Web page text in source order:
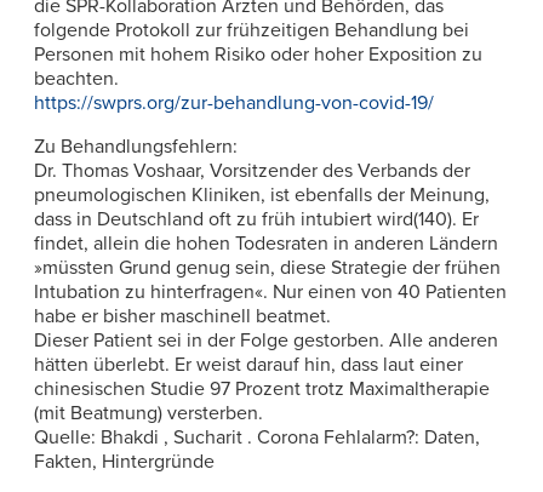
die SPR-Kollaboration Ärzten und Behörden, das
folgende Protokoll zur frühzeitigen Behandlung bei
Personen mit hohem Risiko oder hoher Exposition zu
beachten.
https://swprs.org/zur-behandlung-von-covid-19/
Zu Behandlungsfehlern:
Dr. Thomas Voshaar, Vorsitzender des Verbands der
pneumologischen Kliniken, ist ebenfalls der Meinung,
dass in Deutschland oft zu früh intubiert wird(140). Er
findet, allein die hohen Todesraten in anderen Ländern
»müssten Grund genug sein, diese Strategie der frühen
Intubation zu hinterfragen«. Nur einen von 40 Patienten
habe er bisher maschinell beatmet.
Dieser Patient sei in der Folge gestorben. Alle anderen
hätten überlebt. Er weist darauf hin, dass laut einer
chinesischen Studie 97 Prozent trotz Maximaltherapie
(mit Beatmung) versterben.
Quelle: Bhakdi , Sucharit . Corona Fehlalarm?: Daten,
Fakten, Hintergründe